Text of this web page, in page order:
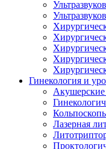
Гинекология и
Акушерские
Лазерная